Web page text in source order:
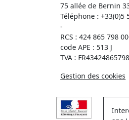
75 allée de Bernin
Téléphone : +33(0)5
-
RCS : 424 865 798
code APE : 513 J
TVA : FR43424865798
Gestion des cookies